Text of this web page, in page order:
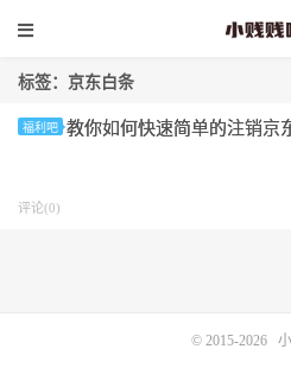
标签：京东白条
福利吧 教你如何快速简单的注销京
评论(0)
© 2015-2026